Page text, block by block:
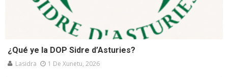
¿Qué ye la DOP Sidre d’Asturies?
Lasidra 1 De Xunetu, 2026